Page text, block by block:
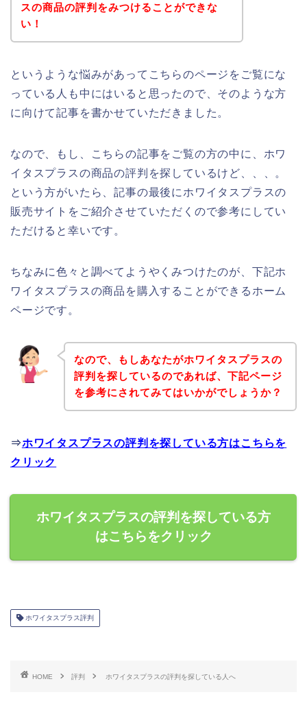
スの商品の評判をみつけることができな
い！
というような悩みがあってこちらのページをご覧にな
っている人も中にはいると思ったので、そのような方
に向けて記事を書かせていただきました。
なので、もし、こちらの記事をご覧の方の中に、ホワ
イタスプラスの商品の評判を探しているけど、、、。
という方がいたら、記事の最後にホワイタスプラスの
販売サイトをご紹介させていただくので参考にしてい
ただけると幸いです。
ちなみに色々と調べてようやくみつけたのが、下記ホ
ワイタスプラスの商品を購入することができるホーム
ページです。
なので、もしあなたがホワイタスプラスの
評判を探しているのであれば、下記ページ
を参考にされてみてはいかがでしょうか？
⇒ホワイタスプラスの評判を探している方はこちらを
クリック
ホワイタスプラスの評判を探している方
はこちらをクリック
ホワイタスプラス評判
HOME 評判 ホワイタスプラスの評判を探している人へ